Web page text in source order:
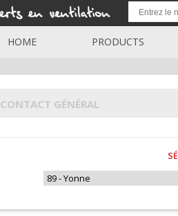
HOME PRODUCTS
CONTACT GÉNÉRAL